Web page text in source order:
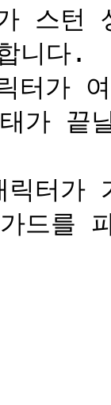
니다.
가 끝
드를